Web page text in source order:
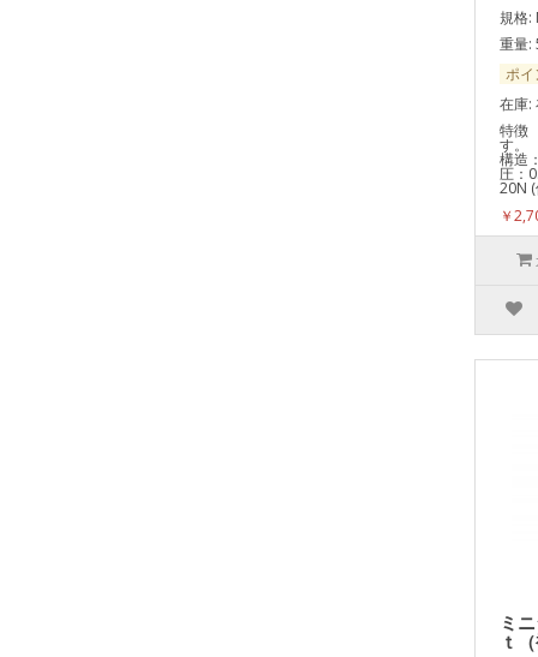
規格:
重量:
ポイ
在庫:
特徴
す
構
圧：
20N
￥
ミ
ｔ